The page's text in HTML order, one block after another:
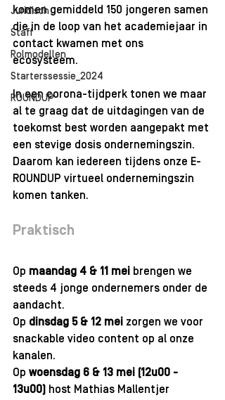
Juridisch
Staff
Rolmodellen
Starterssessie_2024
ROUNDUP
komen gemiddeld 150 jongeren samen
die in de loop van het academiejaar in
contact kwamen met ons
ecosysteem.
In een corona-tijdperk tonen we maar
al te graag dat de uitdagingen van de
toekomst best worden aangepakt met
een stevige dosis ondernemingszin.
Daarom kan iedereen tijdens onze E-
ROUNDUP virtueel ondernemingszin
komen tanken.
Praktisch
Op maandag 4 & 11 mei
brengen we
steeds 4 jonge ondernemers onder de
aandacht.
Op dinsdag 5 & 12 mei
zorgen we voor
snackable video content op al onze
kanalen.
Op woensdag 6 & 13 mei (12u00 -
13u00)
host Mathias Mallentjer